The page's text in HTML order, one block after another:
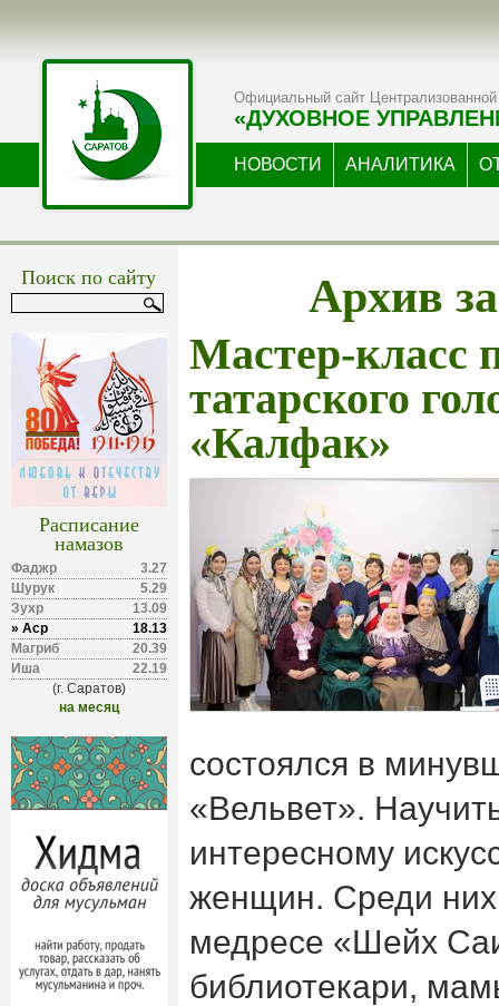
Официальный сайт Централизованной
«ДУХОВНОЕ
НОВОСТИ АНАЛИТИКА
Поиск по сайту
Расписание
намазов
Фаджр
3.27
Шурук
5.29
Зухр
13.09
» Аср
18.13
Магриб
20.39
Иша
22.19
(г. Саратов)
на месяц
Архив
Мастер-класс
татарского
«Калфак»
состоялся в
«Вельвет».
интересному
женщин. Среди них
медресе «Шейх
библиотекари,